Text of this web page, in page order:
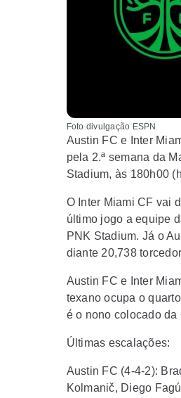
Foto divulgação ESPN
Austin FC e Inter
pela 2.ª semana da
Stadium, às 180h00
O Inter Miami CF vai
último jogo a equipe
PNK Stadium. Já o
diante 20,738
Austin FC e Inter
texano ocupa o
é o nono colocado da
Últimas escalações:
Austin FC (4-4-2):
Kolmanič, Diego